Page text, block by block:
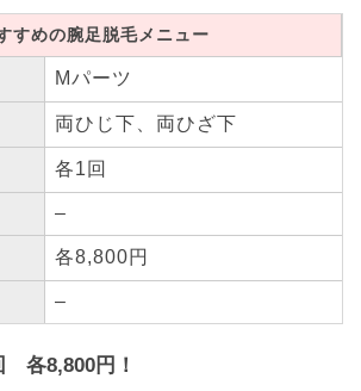
すめの腕足脱毛メニュー
Mパーツ
両ひじ下、両ひざ下
各1回
–
各8,800円
–
各8,800円！